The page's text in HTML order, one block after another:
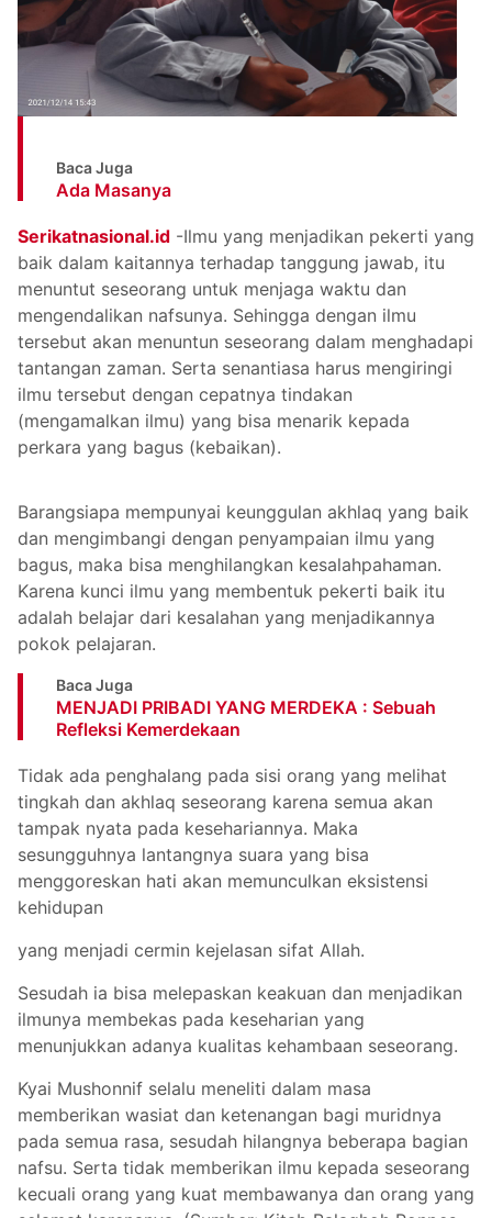
Baca Juga
Ada Masanya
Serikatnasional.id -Ilmu yang menjadikan pekerti yang
baik dalam kaitannya terhadap tanggung jawab, itu
menuntut seseorang untuk menjaga waktu dan
mengendalikan nafsunya. Sehingga dengan ilmu
tersebut akan menuntun seseorang dalam menghadapi
tantangan zaman. Serta senantiasa harus mengiringi
ilmu tersebut dengan cepatnya tindakan
(mengamalkan ilmu) yang bisa menarik kepada
perkara yang bagus (kebaikan).
Barangsiapa mempunyai keunggulan akhlaq yang baik
dan mengimbangi dengan penyampaian ilmu yang
bagus, maka bisa menghilangkan kesalahpahaman.
Karena kunci ilmu yang membentuk pekerti baik itu
adalah belajar dari kesalahan yang menjadikannya
pokok pelajaran.
Baca Juga
MENJADI PRIBADI YANG MERDEKA : Sebuah
Refleksi Kemerdekaan
Tidak ada penghalang pada sisi orang yang melihat
tingkah dan akhlaq seseorang karena semua akan
tampak nyata pada kesehariannya. Maka
sesungguhnya lantangnya suara yang bisa
menggoreskan hati akan memunculkan eksistensi
kehidupan
yang menjadi cermin kejelasan sifat Allah.
Sesudah ia bisa melepaskan keakuan dan menjadikan
ilmunya membekas pada keseharian yang
menunjukkan adanya kualitas kehambaan seseorang.
Kyai Mushonnif selalu meneliti dalam masa
memberikan wasiat dan ketenangan bagi muridnya
pada semua rasa, sesudah hilangnya beberapa bagian
nafsu. Serta tidak memberikan ilmu kepada seseorang
kecuali orang yang kuat membawanya dan orang yang